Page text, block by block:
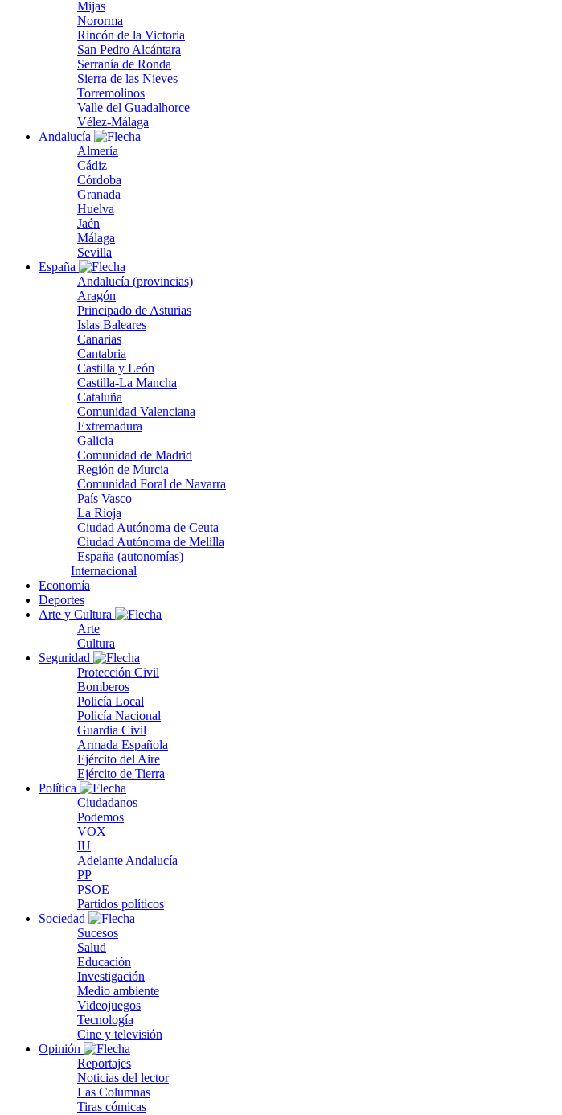
Mijas
Nororma
Rincón de la Victoria
San Pedro Alcántara
Serranía de Ronda
Sierra de las Nieves
Torremolinos
Valle del Guadalhorce
Vélez-Málaga
Andalucía
Almería
Cádiz
Córdoba
Granada
Huelva
Jaén
Málaga
Sevilla
España
Andalucía (provincias)
Aragón
Principado de Asturias
Islas Baleares
Canarias
Cantabria
Castilla y León
Castilla-La Mancha
Cataluña
Comunidad Valenciana
Extremadura
Galicia
Comunidad de Madrid
Región de Murcia
Comunidad Foral de Navarra
País Vasco
La Rioja
Ciudad Autónoma de Ceuta
Ciudad Autónoma de Melilla
España (autonomías)
Internacional
Economía
Deportes
Arte y Cultura
Arte
Cultura
Seguridad
Protección Civil
Bomberos
Policía Local
Policía Nacional
Guardia Civil
Armada Española
Ejército del Aire
Ejército de Tierra
Política
Ciudadanos
Podemos
VOX
IU
Adelante Andalucía
PP
PSOE
Partidos políticos
Sociedad
Sucesos
Salud
Educación
Investigación
Medio ambiente
Videojuegos
Tecnología
Cine y televisión
Opinión
Reportajes
Noticias del lector
Las Columnas
Tiras cómicas